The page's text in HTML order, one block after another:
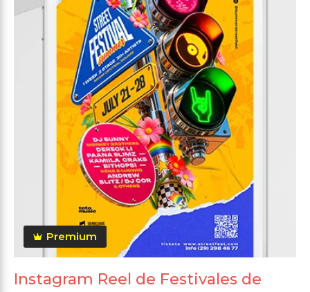
Premium
Instagram Reel de Festivales de